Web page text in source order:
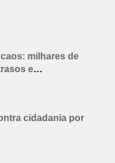
milhares de
e
cidadania por